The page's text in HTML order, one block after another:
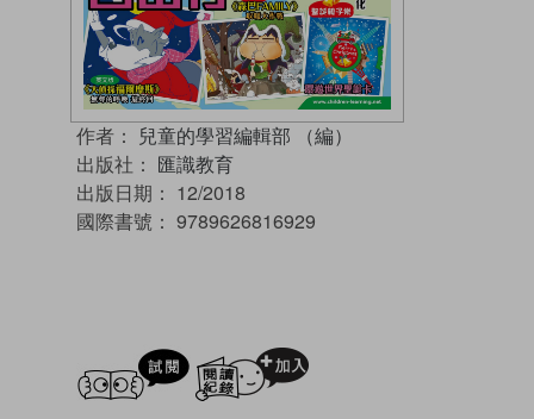
作者： 兒童的學習編輯部 （編）
出版社： 匯識教育
出版日期： 12/2018
國際書號： 9789626816929
試閲